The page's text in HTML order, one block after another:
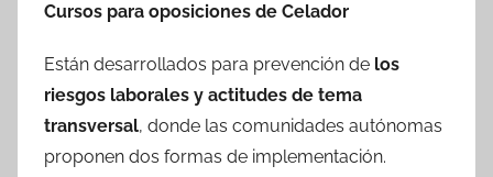
Cursos para oposiciones de Celador
Están desarrollados para prevención de los
riesgos laborales y actitudes de tema
transversal, donde las comunidades autónomas
proponen dos formas de implementación.